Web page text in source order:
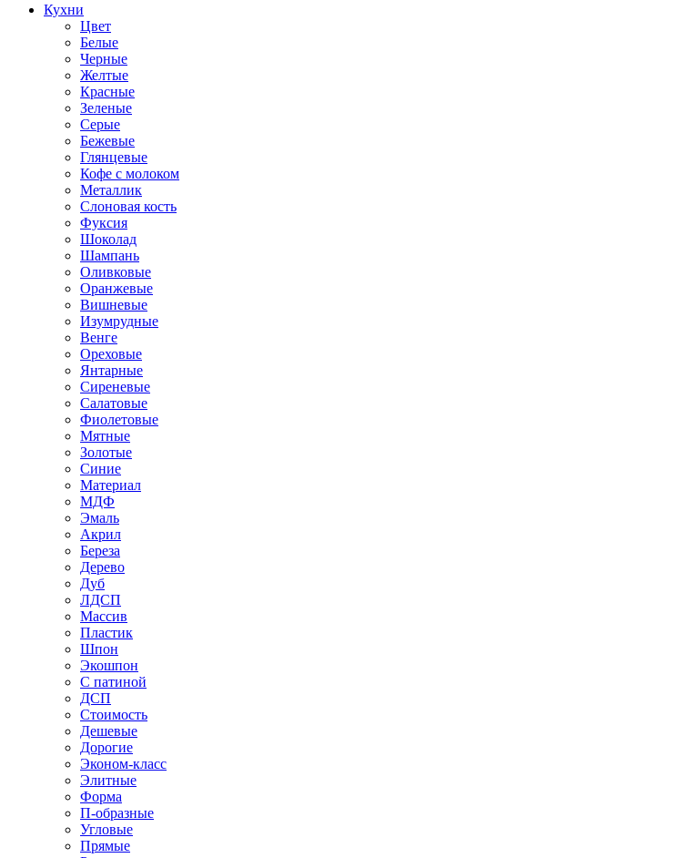
Кухни
Цвет
Белые
Черные
Желтые
Красные
Зеленые
Серые
Бежевые
Глянцевые
Кофе с молоком
Металлик
Слоновая кость
Фуксия
Шоколад
Шампань
Оливковые
Оранжевые
Вишневые
Изумрудные
Венге
Ореховые
Янтарные
Сиреневые
Салатовые
Фиолетовые
Мятные
Золотые
Синие
Материал
МДФ
Эмаль
Акрил
Береза
Дерево
Дуб
ЛДСП
Массив
Пластик
Шпон
Экошпон
С патиной
ДСП
Стоимость
Дешевые
Дорогие
Эконом-класс
Элитные
Форма
П-образные
Угловые
Прямые